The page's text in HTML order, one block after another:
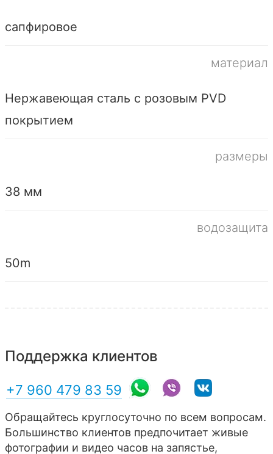
сапфировое
материал
Нержавеющая сталь с розовым PVD
покрытием
размеры
38 мм
водозащита
50m
Поддержка клиентов
+7 960 479 83 59
Обращайтесь круглосуточно по всем вопросам.
Большинство клиентов предпочитает живые
фотографии и видео часов на запястье,